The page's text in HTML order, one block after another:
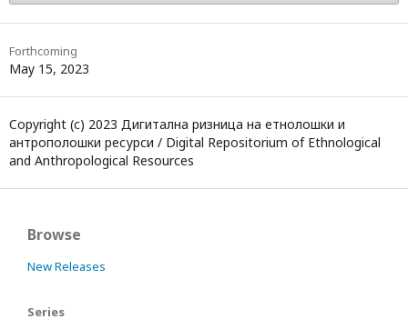
Forthcoming
May 15, 2023
Copyright (c) 2023 Дигитална ризница на етнолошки и
антрополошки ресурси / Digital Repositorium of Ethnological
and Anthropological Resources
Browse
New Releases
Series